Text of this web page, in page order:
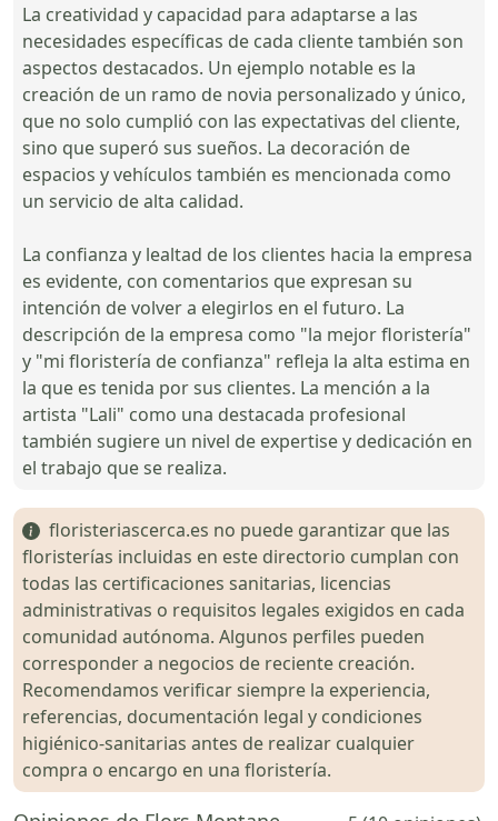
La creatividad y capacidad para adaptarse a las
necesidades específicas de cada cliente también son
aspectos destacados. Un ejemplo notable es la
creación de un ramo de novia personalizado y único,
que no solo cumplió con las expectativas del cliente,
sino que superó sus sueños. La decoración de
espacios y vehículos también es mencionada como
un servicio de alta calidad.
La confianza y lealtad de los clientes hacia la empresa
es evidente, con comentarios que expresan su
intención de volver a elegirlos en el futuro. La
descripción de la empresa como "la mejor floristería"
y "mi floristería de confianza" refleja la alta estima en
la que es tenida por sus clientes. La mención a la
artista "Lali" como una destacada profesional
también sugiere un nivel de expertise y dedicación en
el trabajo que se realiza.
floristeriascerca.es no puede garantizar que las
floristerías incluidas en este directorio cumplan con
todas las certificaciones sanitarias, licencias
administrativas o requisitos legales exigidos en cada
comunidad autónoma. Algunos perfiles pueden
corresponder a negocios de reciente creación.
Recomendamos verificar siempre la experiencia,
referencias, documentación legal y condiciones
higiénico-sanitarias antes de realizar cualquier
compra o encargo en una floristería.